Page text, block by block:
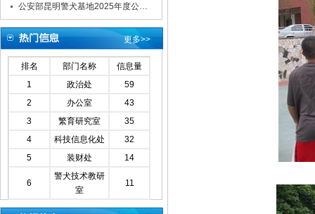
公安部昆明警犬基地2025年度公…
更多>>
排名 部门名称
信息量
1
政治处
59
2
办公室
43
3
繁育研究室
35
4
科技信息化处
32
5
装财处 14
6
警犬技术教研
室
11